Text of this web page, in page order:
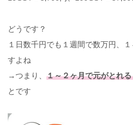
どうです？
１日数千円でも１週間で数万円、
すよね
→つまり、 １～２ヶ月で元がとれ
とです